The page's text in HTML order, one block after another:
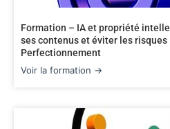
Formation – IA et propriété
ses contenus et éviter les risques
Perfectionnement
Voir la formation →